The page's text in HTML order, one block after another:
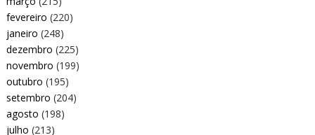
fevereiro (220)
janeiro (248)
dezembro (225)
novembro (199)
outubro (195)
setembro (204)
agosto (198)
julho (213)